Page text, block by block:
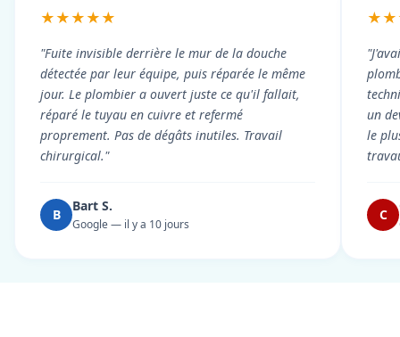
★★★★★
"Fuite invisible derrière le mur de la douche
détectée par leur équipe, puis réparée le même
jour. Le plombier a ouvert juste ce qu'il fallait,
réparé le tuyau en cuivre et refermé
proprement. Pas de dégâts inutiles. Travail
chirurgical."
B
Bart S.
Google — il y a 10 jours
un
le
C